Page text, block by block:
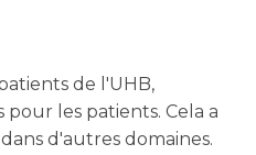
de l'UHB,
les patients. Cela a
d'autres domaines.